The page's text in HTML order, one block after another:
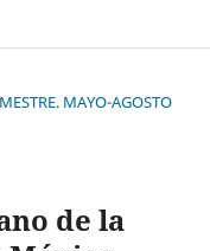
MAYO-AGOSTO
de la